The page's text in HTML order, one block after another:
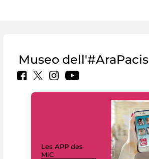
Museo dell'#AraPacis
Les APP des
MiC